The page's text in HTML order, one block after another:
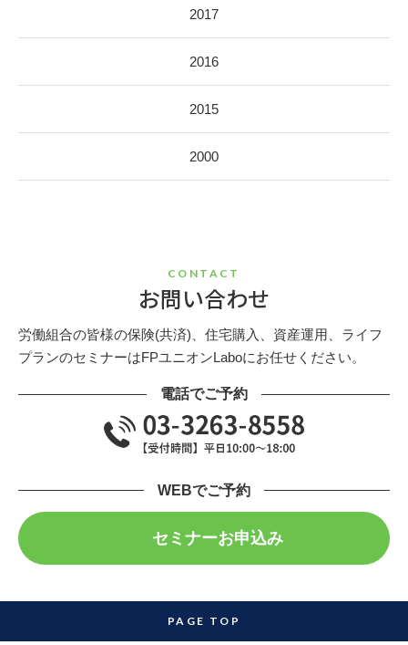
2017
2016
2015
2000
CONTACT
お問い合わせ
労働組合の皆様の保険(共済)、住宅購入、資産運用、ライフ
プランのセミナーはFPユニオンLaboにお任せください。
電話でご予約
WEBでご予約
セミナーお申込み
PAGE TOP